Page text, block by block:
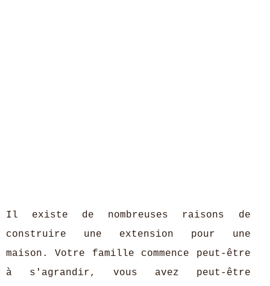
Il existe de nombreuses raisons de
construire une extension pour une
maison. Votre famille commence peut-être
à s'agrandir, vous avez peut-être